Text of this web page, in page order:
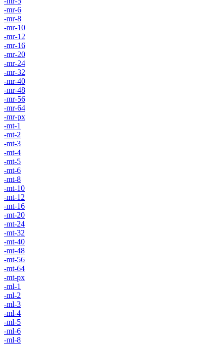
-mr-6
-mr-8
-mr-10
-mr-12
-mr-16
-mr-20
-mr-24
-mr-32
-mr-40
-mr-48
-mr-56
-mr-64
-mr-px
-mt-1
-mt-2
-mt-3
-mt-4
-mt-5
-mt-6
-mt-8
-mt-10
-mt-12
-mt-16
-mt-20
-mt-24
-mt-32
-mt-40
-mt-48
-mt-56
-mt-64
-mt-px
-ml-1
-ml-2
-ml-3
-ml-4
-ml-5
-ml-6
-ml-8